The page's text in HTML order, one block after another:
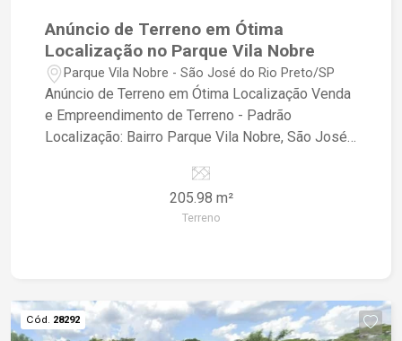
Anúncio de Terreno em Ótima
Localização no Parque Vila Nobre
Parque Vila Nobre - São José do Rio Preto/SP
Anúncio de Terreno em Ótima Localização Venda
e Empreendimento de Terreno - Padrão
Localização: Bairro Parque Vila Nobre, São José
em ótima localização, pronto para construir a
casa dos seus sonhos - Localizado em um bairro
tranquilo e seguro, ideal para quem busca
padrão, com toda a infraestrutura necessária para
construção - Possibilidade de financiamento e
205.98 m²
Terreno
Cód. 28292